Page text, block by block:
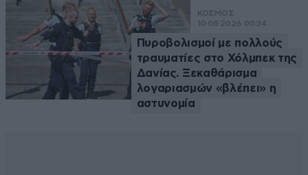
ΚΟΣΜΟΣ
10·08·2026 00:34
Πυροβολισμοί με πολλούς
τραυματίες στο Χόλμπεκ της
Δανίας. Ξεκαθάρισμα
λογαριασμών «βλέπει» η
αστυνομία